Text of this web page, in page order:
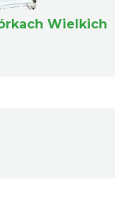
Wielkich